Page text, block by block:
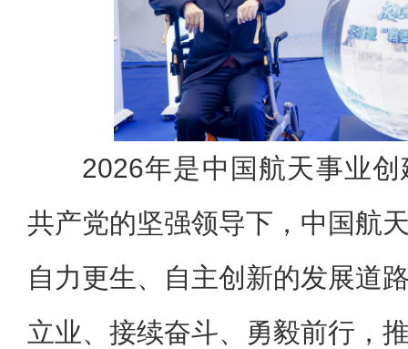
2026年是中国航天事业
共产党的坚强领导下，中国航
自力更生、自主创新的发展道
立业、接续奋斗、勇毅前行，